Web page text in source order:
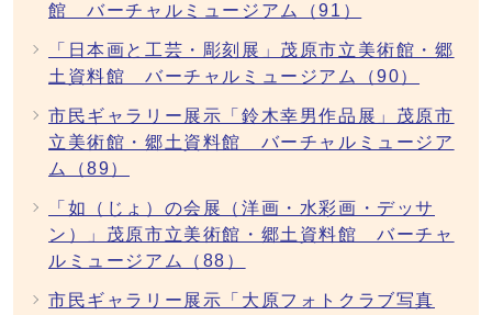
館 バーチャルミュージアム（91）
「日本画と工芸・彫刻展」茂原市立美術館・郷
土資料館 バーチャルミュージアム（90）
市民ギャラリー展示「鈴木幸男作品展」茂原市
立美術館・郷土資料館 バーチャルミュージア
ム（89）
「如（じょ）の会展（洋画・水彩画・デッサ
ン）」茂原市立美術館・郷土資料館 バーチャ
ルミュージアム（88）
市民ギャラリー展示「大原フォトクラブ写真